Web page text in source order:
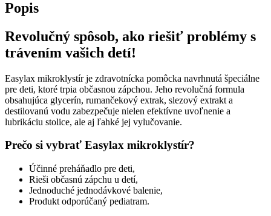
Popis
Revolučný spôsob, ako riešiť problémy s
trávením vašich detí!
Easylax mikroklystír je zdravotnícka pomôcka navrhnutá špeciálne
pre deti, ktoré trpia občasnou zápchou. Jeho revolučná formula
obsahujúca glycerín, rumančekový extrak, slezový extrakt a
destilovanú vodu zabezpečuje nielen efektívne uvoľnenie a
lubrikáciu stolice, ale aj ľahké jej vylučovanie.
Prečo si vybrať Easylax mikroklystír?
Účinné preháňadlo pre deti,
Rieši občasnú zápchu u detí,
Jednoduché jednodávkové balenie,
Produkt odporúčaný pediatram.